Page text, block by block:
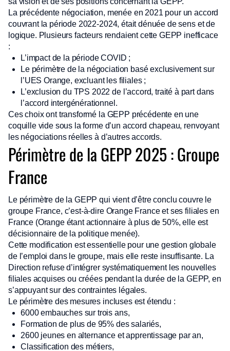
La précédente négociation, menée en 2021 pour un accord
couvrant la période 2022-2024, était dénuée de sens et de
logique. Plusieurs facteurs rendaient cette GEPP inefficace
:
L’impact de la période COVID ;
Le périmètre de la négociation basé exclusivement sur
l’UES Orange, excluant les filiales ;
L’exclusion du TPS 2022 de l’accord, traité à part dans
l’accord intergénérationnel.
Ces choix ont transformé la GEPP précédente en une
coquille vide sous la forme d’un accord chapeau, renvoyant
les négociations réelles à d’autres accords.
Périmètre de la GEPP 2025 : Groupe
France
Le périmètre de la GEPP qui vient d’être conclu couvre le
groupe France, c’est-à-dire Orange France et ses filiales en
France (Orange étant actionnaire à plus de 50%, elle est
décisionnaire de la politique menée).
Cette modification est essentielle pour une gestion globale
de l’emploi dans le groupe, mais elle reste insuffisante. La
Direction refuse d’intégrer systématiquement les nouvelles
filiales acquises ou créées pendant la durée de la GEPP, en
s’appuyant sur des contraintes légales.
Le périmètre des mesures incluses est étendu :
6000 embauches sur trois ans,
Formation de plus de 95% des salariés,
2600 jeunes en alternance et apprentissage par an,
Classification des métiers,